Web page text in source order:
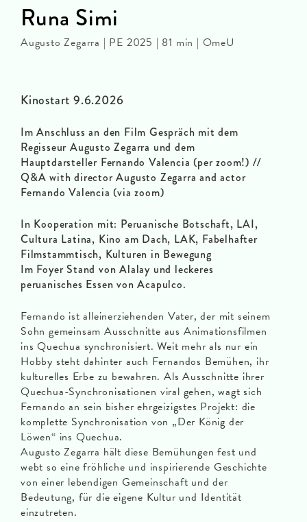
Kinostart 9.6.2026
Im Anschluss an den Film Gespräch mit dem
Regisseur Augusto Zegarra und dem
Hauptdarsteller Fernando Valencia (per zoom!) //
Q&A with director Augusto Zegarra and actor
Fernando Valencia (via zoom)
In Kooperation mit: Peruanische Botschaft, LAI,
Cultura Latina, Kino am Dach, LAK, Fabelhafter
Filmstammtisch, Kulturen in Bewegung
Im Foyer Stand von Alalay und leckeres
peruanisches Essen von Acapulco.
Fernando ist alleinerziehenden Vater, der mit seinem
Sohn gemeinsam Ausschnitte aus Animationsfilmen
ins Quechua synchronisiert. Weit mehr als nur ein
Hobby steht dahinter auch Fernandos Bemühen, ihr
kulturelles Erbe zu bewahren. Als Ausschnitte ihrer
Quechua-Synchronisationen viral gehen, wagt sich
Fernando an sein bisher ehrgeizigstes Projekt: die
komplette Synchronisation von „Der König der
Löwen“ ins Quechua.
Augusto Zegarra hält diese Bemühungen fest und
webt so eine fröhliche und inspirierende Geschichte
von einer lebendigen Gemeinschaft und der
Bedeutung, für die eigene Kultur und Identität
einzutreten.
Runa Simi
Augusto Zegarra | PE 2025 | 81 min | OmeU